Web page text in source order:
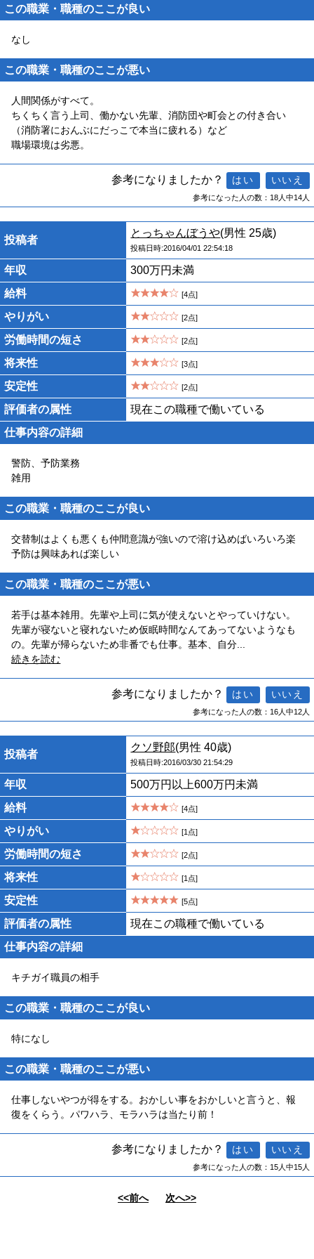
この職業・職種のここが良い
なし
この職業・職種のここが悪い
人間関係がすべて。
ちくちく言う上司、働かない先輩、消防団や町会との付き合い
（消防署におんぶにだっこで本当に疲れる）など
職場環境は劣悪。
参考になりましたか？
参考になった人の数：18人中14人
投稿者
とっちゃんぼうや(男性 25歳)
投稿日時:2016/04/01 22:54:18
年収
300万円未満
給料
[4点]
やりがい [2点]
労働時間の短さ [2点]
将来性 [3点]
安定性 [2点]
評価者の属性
現在この職種で働いている
仕事内容の詳細
警防、予防業務
雑用
この職業・職種のここが良い
交替制はよくも悪くも仲間意識が強いので溶け込めばいろいろ楽
予防は興味あれば楽しい
この職業・職種のここが悪い
若手は基本雑用。先輩や上司に気が使えないとやっていけない。
先輩が寝ないと寝れないため仮眠時間なんてあってないようなも
の。先輩が帰らないため非番でも仕事。基本、自分
続きを読む
参考になりましたか？
参考になった人の数：16人中12人
投稿者
クソ野郎(男性 40歳)
投稿日時:2016/03/30 21:54:29
年収
500万円以上600万円未満
給料
[4点]
やりがい [1点]
労働時間の短さ [2点]
将来性 [1点]
安定性 [5点]
評価者の属性
現在この職種で働いている
仕事内容の詳細
キチガイ職員の相手
この職業・職種のここが良い
特になし
この職業・職種のここが悪い
仕事しないやつが得をする。おかしい事をおかしいと言うと、報
復をくらう。パワハラ、モラハラは当たり前！
参考になりましたか？
参考になった人の数：15人中15人
<<前へ 次へ>>